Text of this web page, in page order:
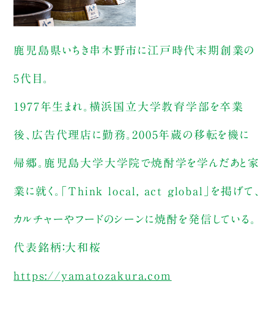
鹿児島県いちき串木野市に江戸時代末期創業の
5代目。
1977年生まれ。横浜国立大学教育学部を卒業
後、広告代理店に勤務。2005年蔵の移転を機に
帰郷。鹿児島大学大学院で焼酎学を学んだあと家
業に就く。「Think local, act global」を掲げて、
カルチャーやフードのシーンに焼酎を発信している。
代表銘柄：大和桜
https://yamatozakura.com